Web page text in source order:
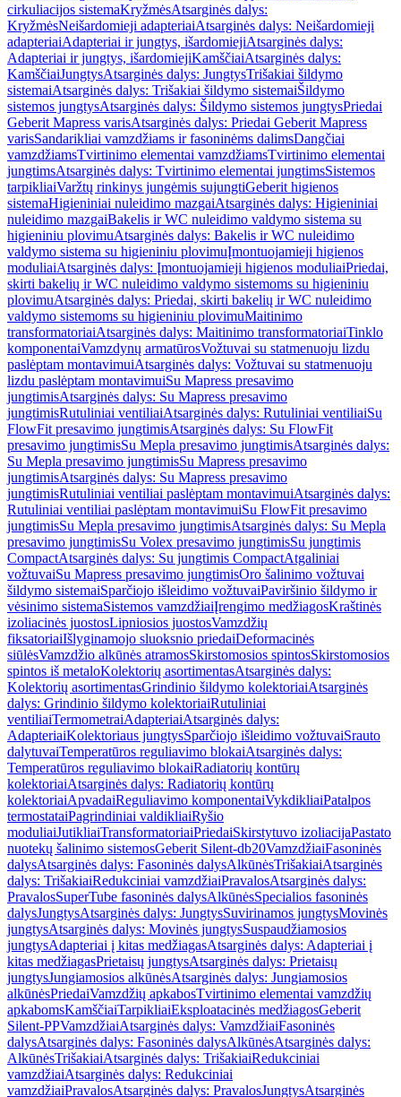
cirkuliacijos sistemaKryžmėsAtsarginės dalys:
KryžmėsNeišardomieji adapteriaiAtsarginės dalys: Neišardomieji
adapteriaiAdapteriai ir jungtys, išardomiejiAtsarginės dalys:
Adapteriai ir jungtys, išardomiejiKamščiaiAtsarginės dalys:
KamščiaiJungtysAtsarginės dalys: JungtysTrišakiai šildymo
sistemaiAtsarginės dalys: Trišakiai šildymo sistemaiŠildymo
sistemos jungtysAtsarginės dalys: Šildymo sistemos jungtysPriedai
Geberit Mapress varisAtsarginės dalys: Priedai Geberit Mapress
varisSandarikliai vamzdžiams ir fasoninėms dalimsDangčiai
vamzdžiamsTvirtinimo elementai vamzdžiamsTvirtinimo elementai
jungtimsAtsarginės dalys: Tvirtinimo elementai jungtimsSistemos
tarpikliaiVaržtų rinkinys jungėmis sujungtiGeberit higienos
sistemaHigieniniai nuleidimo mazgaiAtsarginės dalys: Higieniniai
nuleidimo mazgaiBakelis ir WC nuleidimo valdymo sistema su
higieniniu plovimuAtsarginės dalys: Bakelis ir WC nuleidimo
valdymo sistema su higieniniu plovimuĮmontuojamieji higienos
moduliaiAtsarginės dalys: Įmontuojamieji higienos moduliaiPriedai,
skirti bakelių ir WC nuleidimo valdymo sistemoms su higieniniu
plovimuAtsarginės dalys: Priedai, skirti bakelių ir WC nuleidimo
valdymo sistemoms su higieniniu plovimuMaitinimo
transformatoriaiAtsarginės dalys: Maitinimo transformatoriaiTinklo
komponentaiVamzdynų armatūrosVožtuvai su statmenuoju lizdu
paslėptam montavimuiAtsarginės dalys: Vožtuvai su statmenuoju
lizdu paslėptam montavimuiSu Mapress presavimo
jungtimisAtsarginės dalys: Su Mapress presavimo
jungtimisRutuliniai ventiliaiAtsarginės dalys: Rutuliniai ventiliaiSu
FlowFit presavimo jungtimisAtsarginės dalys: Su FlowFit
presavimo jungtimisSu Mepla presavimo jungtimisAtsarginės dalys:
Su Mepla presavimo jungtimisSu Mapress presavimo
jungtimisAtsarginės dalys: Su Mapress presavimo
jungtimisRutuliniai ventiliai paslėptam montavimuiAtsarginės dalys:
Rutuliniai ventiliai paslėptam montavimuiSu FlowFit presavimo
jungtimisSu Mepla presavimo jungtimisAtsarginės dalys: Su Mepla
presavimo jungtimisSu Volex presavimo jungtimisSu jungtimis
CompactAtsarginės dalys: Su jungtimis CompactAtgaliniai
vožtuvaiSu Mapress presavimo jungtimisOro šalinimo vožtuvai
šildymo sistemaiSparčiojo išleidimo vožtuvaiPaviršinio šildymo ir
vėsinimo sistemaSistemos vamzdžiaiĮrengimo medžiagosKraštinės
izoliacinės juostosLipniosios juostosVamzdžių
fiksatoriaiIšlyginamojo sluoksnio priedaiDeformacinės
siūlėsVamzdžio alkūnės atramosSkirstomosios spintosSkirstomosios
spintos iš metaloKolektorių asortimentasAtsarginės dalys:
Kolektorių asortimentasGrindinio šildymo kolektoriaiAtsarginės
dalys: Grindinio šildymo kolektoriaiRutuliniai
ventiliaiTermometraiAdapteriaiAtsarginės dalys:
AdapteriaiKolektoriaus jungtysSparčiojo išleidimo vožtuvaiSrauto
dalytuvaiTemperatūros reguliavimo blokaiAtsarginės dalys:
Temperatūros reguliavimo blokaiRadiatorių kontūrų
kolektoriaiAtsarginės dalys: Radiatorių kontūrų
kolektoriaiApvadaiReguliavimo komponentaiVykdikliaiPatalpos
termostataiPagrindiniai valdikliaiRyšio
moduliaiJutikliaiTransformatoriaiPriedaiSkirstytuvo izoliacijaPastato
nuotekų šalinimo sistemosGeberit Silent-db20VamzdžiaiFasoninės
dalysAtsarginės dalys: Fasoninės dalysAlkūnėsTrišakiaiAtsarginės
dalys: TrišakiaiRedukciniai vamzdžiaiPravalosAtsarginės dalys:
PravalosSuperTube fasoninės dalysAlkūnėsSpecialios fasoninės
dalysJungtysAtsarginės dalys: JungtysSuvirinamos jungtysMovinės
jungtysAtsarginės dalys: Movinės jungtysSuspaudžiamosios
jungtysAdapteriai į kitas medžiagasAtsarginės dalys: Adapteriai į
kitas medžiagasPrietaisų jungtysAtsarginės dalys: Prietaisų
jungtysJungiamosios alkūnėsAtsarginės dalys: Jungiamosios
alkūnėsPriedaiVamzdžių apkabosTvirtinimo elementai vamzdžių
apkabomsKamščiaiTarpikliaiEksploatacinės medžiagosGeberit
Silent-PPVamzdžiaiAtsarginės dalys: VamzdžiaiFasoninės
dalysAtsarginės dalys: Fasoninės dalysAlkūnėsAtsarginės dalys:
AlkūnėsTrišakiaiAtsarginės dalys: TrišakiaiRedukciniai
vamzdžiaiAtsarginės dalys: Redukciniai
vamzdžiaiPravalosAtsarginės dalys: PravalosJungtysAtsarginės